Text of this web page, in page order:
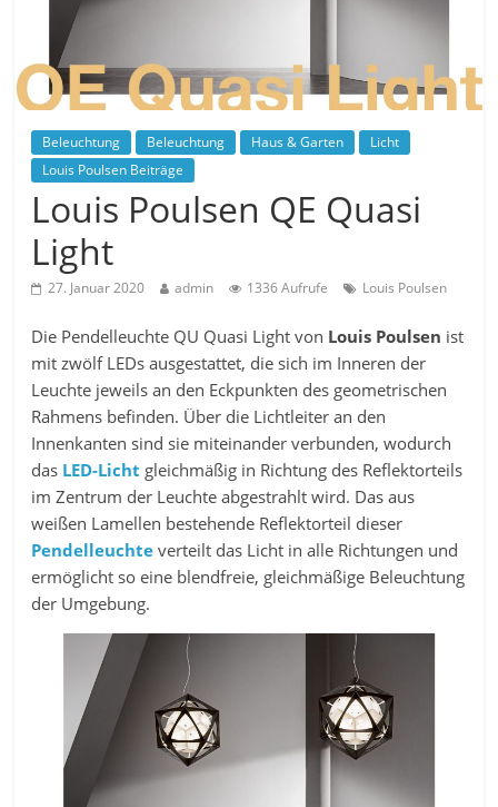
Beleuchtung Beleuchtung Haus & Garten
Licht
Louis Poulsen Beiträge
Louis Poulsen QE Quasi
Light
27. Januar 2020 admin 1336 Aufrufe Louis Poulsen
Die Pendelleuchte QU Quasi Light von Louis Poulsen ist
mit zwölf LEDs ausgestattet, die sich im Inneren der
Leuchte jeweils an den Eckpunkten des geometrischen
Rahmens befinden. Über die Lichtleiter an den
Innenkanten sind sie miteinander verbunden, wodurch
das LED-Licht gleichmäßig in Richtung des Reflektorteils
im Zentrum der Leuchte abgestrahlt wird. Das aus
weißen Lamellen bestehende Reflektorteil dieser
Pendelleuchte verteilt das Licht in alle Richtungen und
ermöglicht so eine blendfreie, gleichmäßige Beleuchtung
der Umgebung.